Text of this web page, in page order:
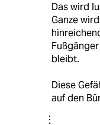
Das wird
Ganze
bleibt.
Diese
auf den